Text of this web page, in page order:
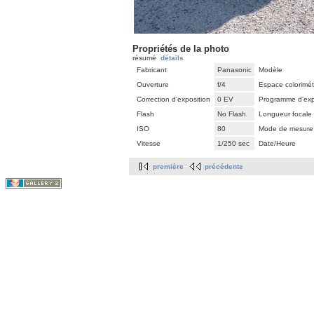
Propriétés de la photo
résumé détails
Fabricant
Panasonic
Modèle
Ouverture
f/4
Espace
Correction d'exposition
0 EV
Programme
Flash
No Flash
Longueur focale
ISO
80
Mode de mesure
Vitesse
1/250 sec Date/Heure
première précédente